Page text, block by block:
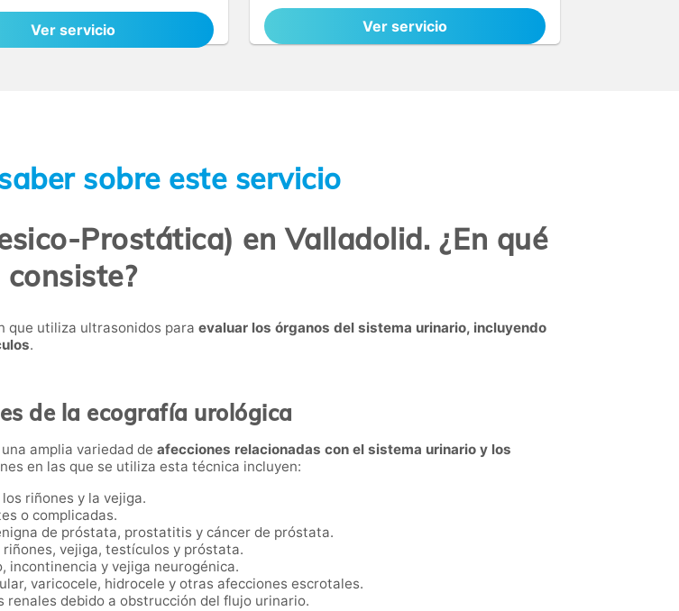
Ver servicio Ver servicio
sobre este servicio
Prostática) en Valladolid. ¿En qué
consiste?
que utiliza ultrasonidos para evaluar los órganos del sistema urinario, incluyendo
.
de la ecografía urológica
amplia variedad de afecciones relacionadas con el sistema urinario y los
en las que se utiliza esta técnica incluyen:
riñones y la vejiga.
o complicadas.
de próstata, prostatitis y cáncer de próstata.
vejiga, testículos y próstata.
incontinencia y vejiga neurogénica.
varicocele, hidrocele y otras afecciones escrotales.
renales debido a obstrucción del flujo urinario.